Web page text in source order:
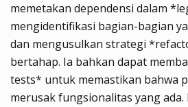
memetakan dependensi dalam
mengidentifikasi bagian-bagian
dan mengusulkan strategi
bertahap. Ia bahkan dapat
tests* untuk memastikan bahwa
merusak fungsionalitas yang